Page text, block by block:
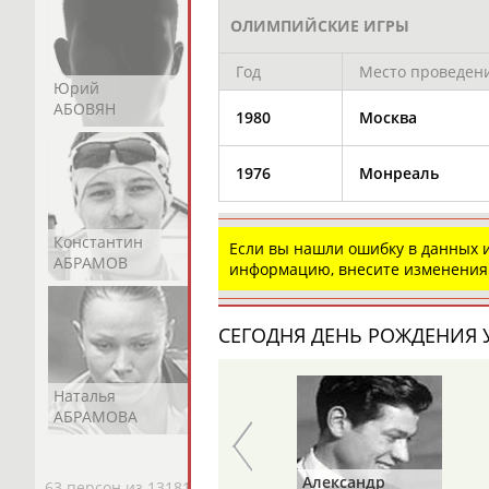
Юрий
АБОВЯН
Никита
АБОЗОВИК
Виктор
АБОИМОВ
Константин
АБРАМОВ
Константин
АБРАМОВ
Николай
АБРАМОВ
Наталья
АБРАМОВА
Светлана
АБРАМОВА
ОЛИМПИЙСКИЕ ИГРЫ
Год Место
1980 Москва
1976 Монреаль
Если вы нашли ошибку в данных
информацию, внесите изменения
СЕГОДНЯ ДЕНЬ РОЖДЕНИЯ
Валерий Александр